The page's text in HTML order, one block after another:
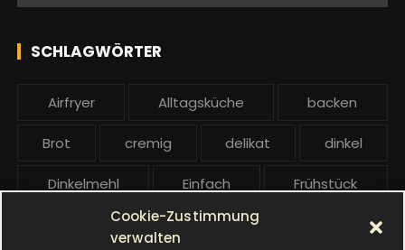
Cookie-Zustimmung
verwalten
c
:
e SCHLAGWÖRTER
Airfryer Alltagsküche backen
Brot cremig delikat dinkel
Dinkelmehl Einfach Frühstück
gesund